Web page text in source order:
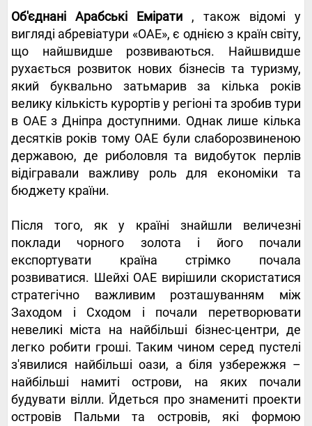
Об'єднані Арабські Емірати , також відомі у
вигляді абревіатури «ОАЕ», є однією з країн світу,
що найшвидше розвиваються. Найшвидше
рухається розвиток нових бізнесів та туризму,
який буквально затьмарив за кілька років
велику кількість курортів у регіоні та зробив тури
в ОАЕ з Дніпра доступними. Однак лише кілька
десятків років тому ОАЕ були слаборозвиненою
державою, де риболовля та видобуток перлів
відігравали важливу роль для економіки та
бюджету країни.
Після того, як у країні знайшли величезні
поклади чорного золота і його почали
експортувати країна стрімко почала
розвиватися. Шейхі ОАЕ вирішили скористатися
стратегічно важливим розташуванням між
Заходом і Сходом і почали перетворювати
невеликі міста на найбільші бізнес-центри, де
легко робити гроші. Таким чином серед пустелі
з'явилися найбільші оази, а біля узбережжя –
найбільші намиті острови, на яких почали
будувати вілли. Йдеться про знамениті проекти
островів Пальми та островів, які формою